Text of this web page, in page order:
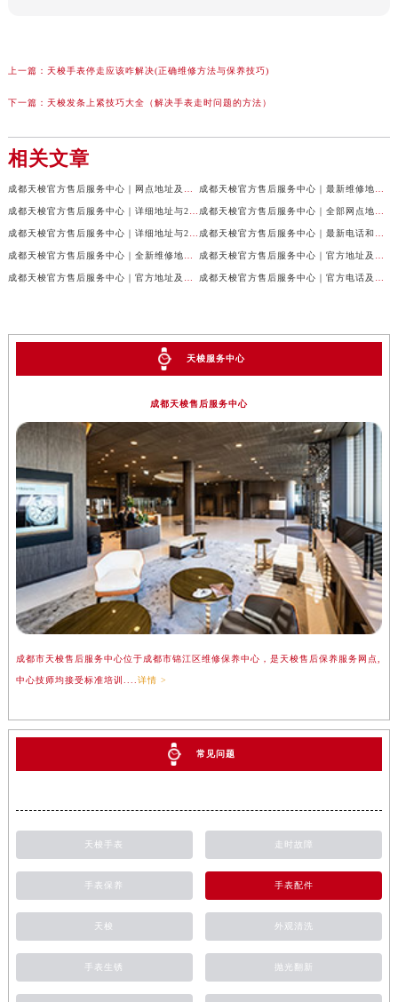
上一篇： 天梭手表停走应该咋解决(正确维修方法与保养技巧)
下一篇： 天梭发条上紧技巧大全（解决手表走时问题的方法）
相关文章
天梭服务中心
成都天梭售后服务中心
成都市天梭售后服务中心位于成都市锦江区维修保养中心，是天梭售后保养服务网点,
中心技师均接受标准培训.... 详情 >
常见问题
天梭手表 走时故障
手表保养 手表配件
天梭 外观清洗
手表生锈 抛光翻新
预约入口 关闭
提前预约免排队，到店即享服务
预约时间有变无需取消，可随时重新预约